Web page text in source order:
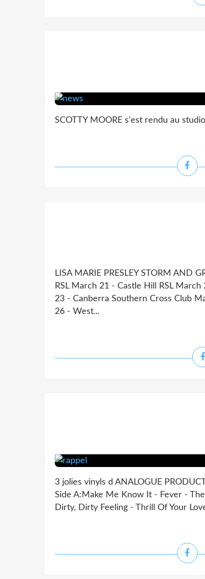
SCOTTY MOORE s'est rendu au
LISA MARIE PRESLEY STORM AND
RSL March 21 - Castle Hill RSL
23 - Canberra Southern Cross Club
26 - West...
3 jolies vinyls d ANALOGUE
Side A:Make Me Know It - Fever -
Dirty, Dirty Feeling - Thrill Of Your